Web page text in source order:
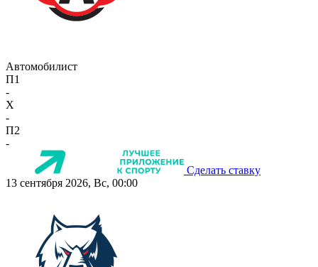
Автомобилист
П1
-
X
-
П2
-
Сделать ставку
13 сентября 2026, Вс, 00:00